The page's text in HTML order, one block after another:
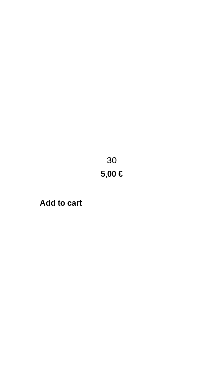
30
5,00 €
Add to cart